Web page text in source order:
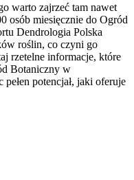
warto zajrzeć tam nawet
osób miesięcznie do Ogród
Dendrologia Polska
roślin, co czyni go
rzetelne informacje, które
Botaniczny w
potencjał, jaki oferuje